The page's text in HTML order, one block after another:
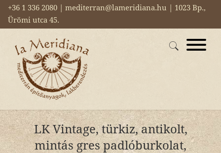
+36 1 336 2080 | mediterran@lameridiana.hu | 1023 Bp.,
Ürömi utca 45.
LK Vintage, türkiz, antikolt,
mintás gres padlóburkolat,